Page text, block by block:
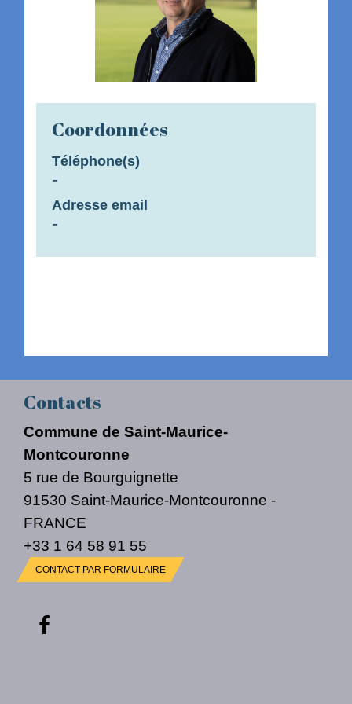
Coordonnées
Téléphone(s)
-
Adresse email
-
Contacts
Commune de Saint-Maurice-
Montcouronne
5 rue de Bourguignette
91530 Saint-Maurice-Montcouronne -
FRANCE
+33 1 64 58 91 55
CONTACT PAR FORMULAIRE